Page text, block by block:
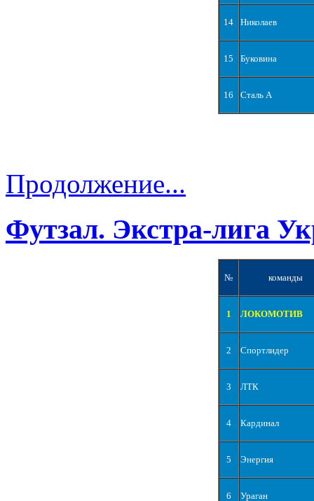
14 Николаев
15 Буковина
16 Сталь А
Продолжение...
Футзал. Экстра-лига
№ команды
1 ЛОКОМОТИВ
2 Спортлидер
3 ЛТК
4 Кардинал
5 Энергия
6 Ураган